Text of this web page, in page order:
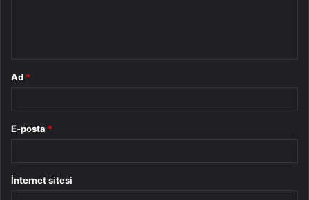
Ad *
E-posta *
İnternet sitesi